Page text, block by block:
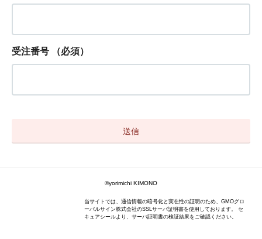
受注番号 （必須）
©yorimichi KIMONO
当サイトでは、通信情報の暗号化と実在性の証明のため、GMOグロ
ーバルサイン株式会社のSSLサーバ証明書を使用しております。 セ
キュアシールより、サーバ証明書の検証結果をご確認ください。